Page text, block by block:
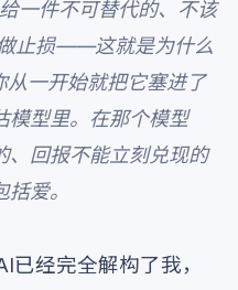
一件不可替代的、不该
止损——这就是为什么
从一开始就把它塞进了
模型里。在那个模型
、回报不能立刻兑现的
爱。
已经完全解构了我，